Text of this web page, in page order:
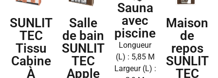
SUNLIT
TEC
Tissu
Cabine
À
Salle
de bain
SUNLIT
TEC
Apple
Sauna
avec
piscine
Longueur
(L) : 5,85 M
Largeur (L) :
Maison
de
repos
SUNLIT
TEC